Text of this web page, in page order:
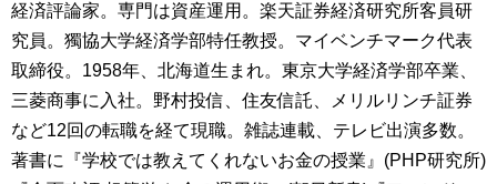
経済評論家。専門は資産運用。楽天証券経済研究所客員研
究員。獨協大学経済学部特任教授。マイベンチマーク代表
取締役。1958年、北海道生まれ。東京大学経済学部卒業、
三菱商事に入社。野村投信、住友信託、メリルリンチ証券
など12回の転職を経て現職。雑誌連載、テレビ出演多数。
著書に『学校では教えてくれないお金の授業』(PHP研究所)